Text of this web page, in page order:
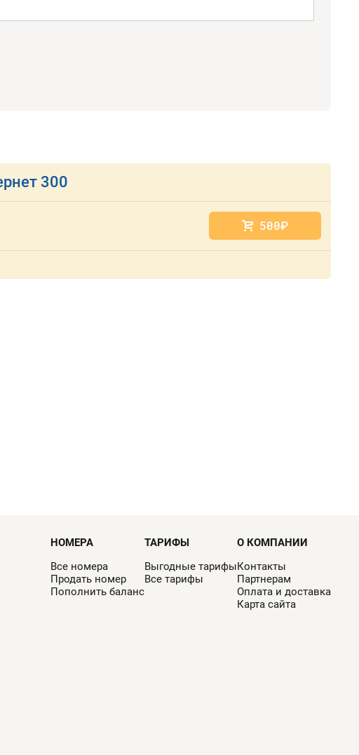
300
500руб.
НОМЕРА
Все номера
Продать номер
Пополнить баланс
ТАРИФЫ
Выгодные тарифы
Все тарифы
О КОМПАНИИ
Контакты
Партнерам
Оплата и доставка
Карта сайта